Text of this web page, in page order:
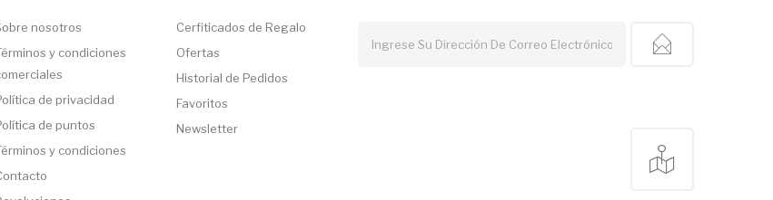
nosotros
y condiciones
de privacidad
de puntos
y condiciones
Cerfiticados de Regalo
Ofertas
Historial de Pedidos
Favoritos
Newsletter